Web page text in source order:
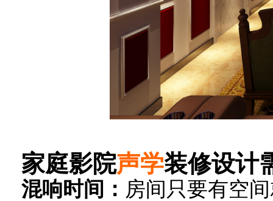
家庭影院声学装修设计
混响时间： 房间只要有空